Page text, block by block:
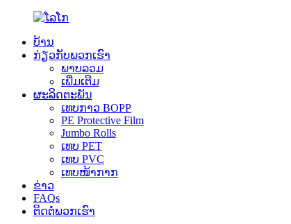
ບ້ານ
ກ່ຽວ​ກັບ​ພວກ​ເຮົາ
ພາບລວມ
ເພີ່ມເຕີມ
ຜະລິດຕະພັນ
ເທບກາວ BOPP
PE Protective Film
Jumbo Rolls
ເທບ PET
ເທບ PVC
ເທບໜ້າກາກ
ຂ່າວ
FAQs
ຕິດ​ຕໍ່​ພວກ​ເຮົາ